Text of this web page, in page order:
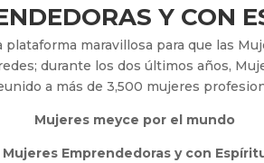
Y CON
maravillosa para que las
durante los dos últimos años,
a más de 3,500 mujeres
Mujeres meyce por el mundo
Mujeres Emprendedoras y con